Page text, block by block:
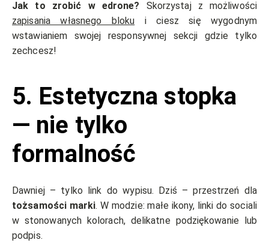
Jak to zrobić w edrone? Skorzystaj z możliwości
zapisania własnego bloku i ciesz się wygodnym
wstawianiem swojej responsywnej sekcji gdzie tylko
zechcesz!
5. Estetyczna stopka
— nie tylko
formalność
Dawniej – tylko link do wypisu. Dziś – przestrzeń dla
tożsamości marki. W modzie: małe ikony, linki do sociali
w stonowanych kolorach, delikatne podziękowanie lub
podpis.